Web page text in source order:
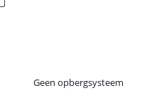
Geen opbergsysteem